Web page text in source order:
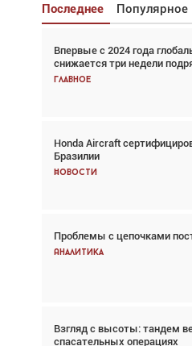
Последнее Популярное
Впервые с 2024 года
снижается три недели
Главное
Honda Aircraft
Бразилии
Новости
Проблемы с цепочками
Аналитика
Взгляд с высоты: тандем
спасательных операциях
Взгляд с высоты: тандем
спасательных операциях
Главное
Авиационный фотограф
говорит сама за себя... а ИИ
Новости
Впервые с 2024 года
снижается три недели
Частный самолёт – это
покупке соответствующим